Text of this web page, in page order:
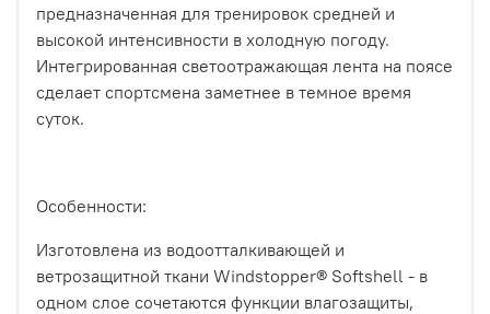
предназначенная для тренировок средней и
высокой интенсивности в холодную погоду.
Интегрированная светоотражающая лента на поясе
сделает спортсмена заметнее в темное время
суток.
Особенности:
Изготовлена из водоотталкивающей и
ветрозащитной ткани Windstopper® Softshell - в
одном слое сочетаются функции влагозащиты,